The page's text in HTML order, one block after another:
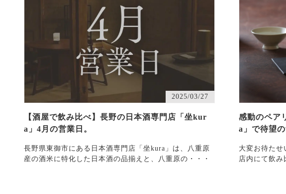
2025/03/27
【酒屋で飲み比べ】長野の日本酒専門店「坐kur
a」4月の営業日。
長野県東御市にある日本酒専門店「坐kura」は、八重原
産の酒米に特化した日本酒の品揃えと、八重原の・・・
感動のペア
a」で待望
大変お待たせ
店内にて飲み